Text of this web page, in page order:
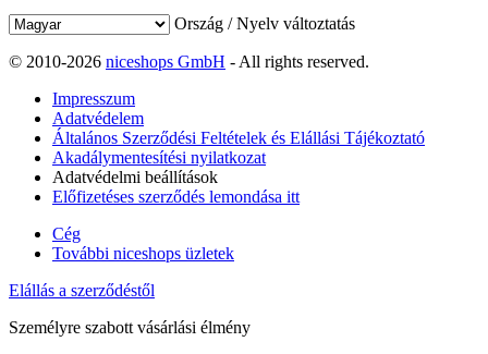
Ország / Nyelv változtatás
© 2010-2026 niceshops GmbH - All rights reserved.
Impresszum
Adatvédelem
Általános Szerződési Feltételek és Elállási Tájékoztató
Akadálymentesítési nyilatkozat
Adatvédelmi beállítások
Előfizetéses szerződés lemondása itt
Cég
További niceshops üzletek
Elállás a szerződéstől
Személyre szabott vásárlási élmény